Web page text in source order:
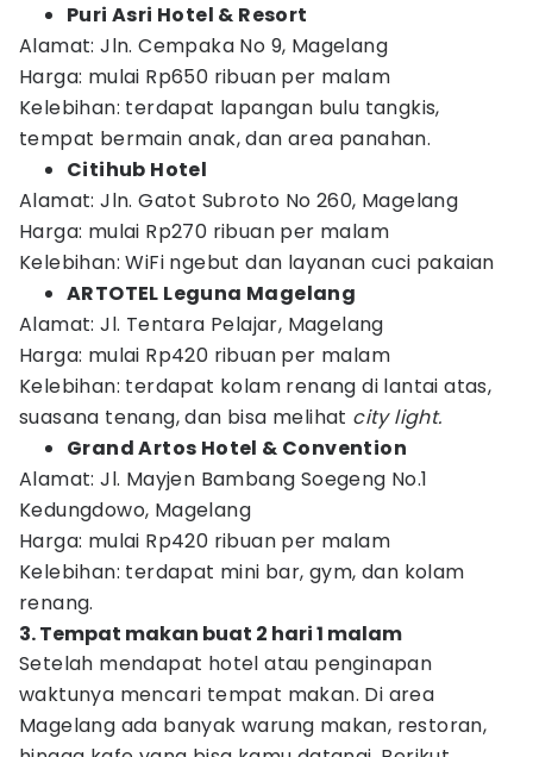
Puri Asri Hotel & Resort
Alamat: Jln. Cempaka No 9, Magelang
Harga: mulai Rp650 ribuan per malam
Kelebihan: terdapat lapangan bulu tangkis,
tempat bermain anak, dan area panahan.
Citihub Hotel
Alamat: Jln. Gatot Subroto No 260, Magelang
Harga: mulai Rp270 ribuan per malam
Kelebihan: WiFi ngebut dan layanan cuci pakaian
ARTOTEL Leguna Magelang
Alamat: Jl. Tentara Pelajar, Magelang
Harga: mulai Rp420 ribuan per malam
Kelebihan: terdapat kolam renang di lantai atas,
suasana tenang, dan bisa melihat city light.
Grand Artos Hotel & Convention
Alamat: Jl. Mayjen Bambang Soegeng No.1
Kedungdowo, Magelang
Harga: mulai Rp420 ribuan per malam
Kelebihan: terdapat mini bar, gym, dan kolam
renang.
3. Tempat makan buat 2 hari 1 malam
Setelah mendapat hotel atau penginapan
waktunya mencari tempat makan. Di area
Magelang ada banyak warung makan, restoran,